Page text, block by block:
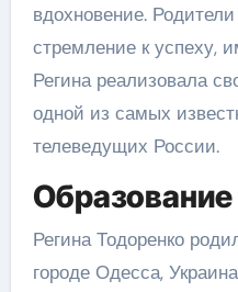
вдохновение.
стремление к успеху,
Регина реализовала
одной из самых
телеведущих России.
Образование
Регина Тодоренко
городе Одесса,